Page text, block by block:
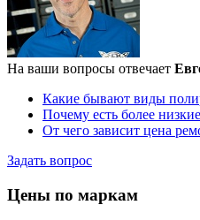
На ваши вопросы отвечает
Какие бывают виды
Почему есть более
От чего зависит цена
Задать вопрос
Цены по маркам